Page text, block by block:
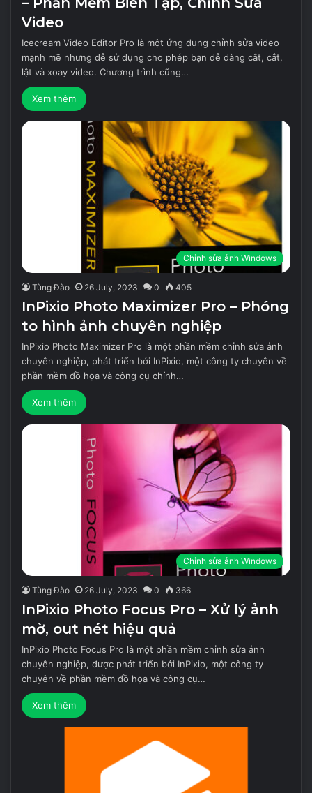
Video
Icecream Video Editor Pro là một ứng dụng chỉnh sửa video
mạnh mẽ nhưng dễ sử dụng cho phép bạn dễ dàng cắt, cắt,
lật và xoay video. Chương trình cũng…
Xem thêm
Chỉnh sửa ảnh Windows
Tùng Đào 26 July, 2023 0 405
InPixio Photo Maximizer Pro – Phóng
to hình ảnh chuyên nghiệp
InPixio Photo Maximizer Pro là một phần mềm chỉnh sửa ảnh
chuyên nghiệp, phát triển bởi InPixio, một công ty chuyên về
phần mềm đồ họa và công cụ chỉnh…
Xem thêm
Chỉnh sửa ảnh Windows
Tùng Đào 26 July, 2023 0 366
InPixio Photo Focus Pro – Xử lý ảnh
mờ, out nét hiệu quả
InPixio Photo Focus Pro là một phần mềm chỉnh sửa ảnh
chuyên nghiệp, được phát triển bởi InPixio, một công ty
chuyên về phần mềm đồ họa và công cụ…
Xem thêm